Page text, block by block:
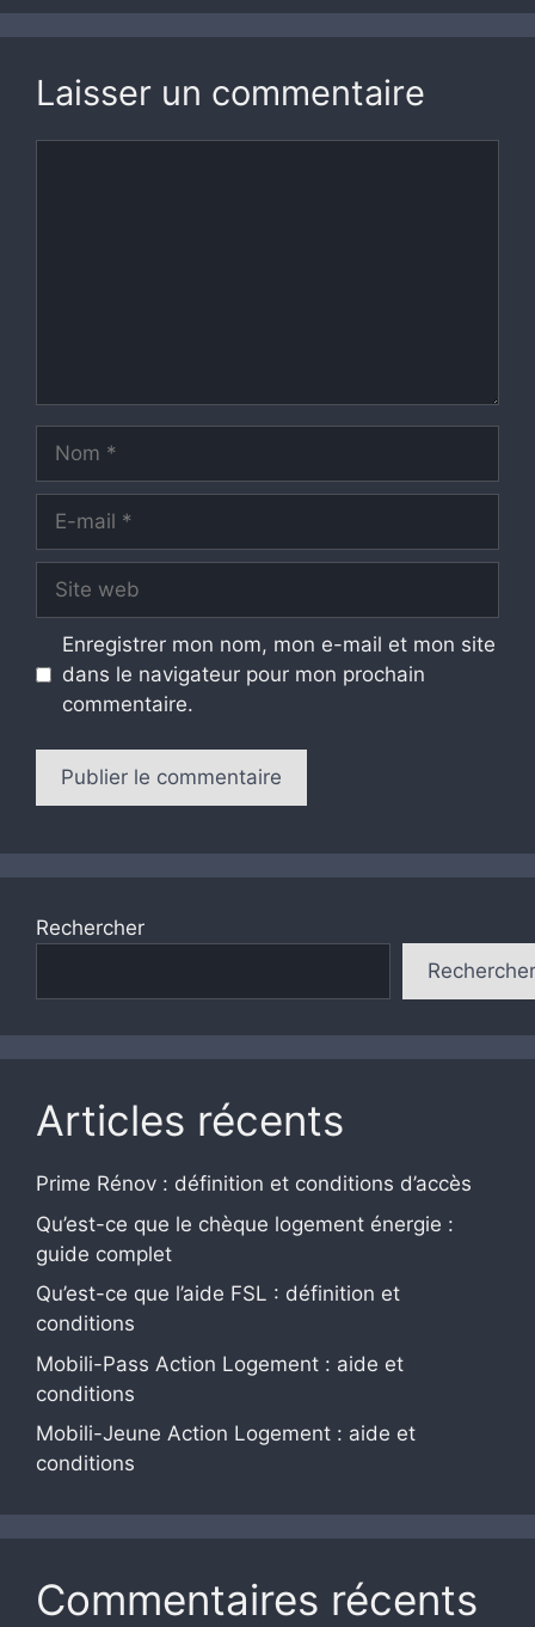
Laisser un commentaire
mail
web
Enregistrer mon nom, mon e-mail et mon site
dans le navigateur pour mon prochain
commentaire.
Rechercher
Rechercher
Articles récents
Prime Rénov : définition et conditions d’accès
Qu’est-ce que le chèque logement énergie :
guide complet
Qu’est-ce que l’aide FSL : définition et
conditions
Mobili-Pass Action Logement : aide et
conditions
Mobili-Jeune Action Logement : aide et
conditions
Commentaires récents